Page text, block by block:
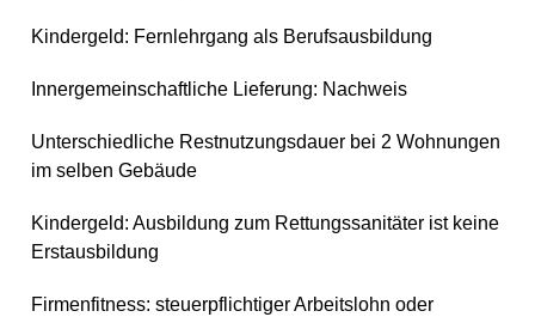
Kindergeld: Fernlehrgang als Berufsausbildung
Innergemeinschaftliche Lieferung: Nachweis
Unterschiedliche Restnutzungsdauer bei 2 Wohnungen
im selben Gebäude
Kindergeld: Ausbildung zum Rettungssanitäter ist keine
Erstausbildung
Firmenfitness: steuerpflichtiger Arbeitslohn oder